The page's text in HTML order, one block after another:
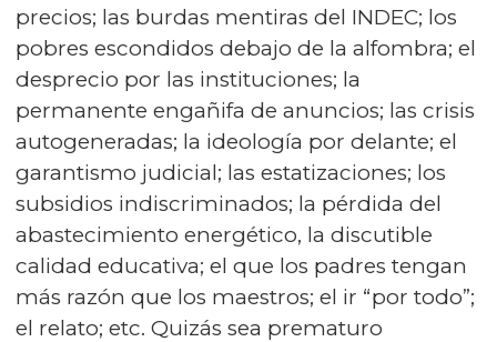
precios; las burdas mentiras del INDEC; los
pobres escondidos debajo de la alfombra; el
desprecio por las instituciones; la
permanente engañifa de anuncios; las crisis
autogeneradas; la ideología por delante; el
garantismo judicial; las estatizaciones; los
subsidios indiscriminados; la pérdida del
abastecimiento energético, la discutible
calidad educativa; el que los padres tengan
más razón que los maestros; el ir “por todo”;
el relato; etc. Quizás sea prematuro